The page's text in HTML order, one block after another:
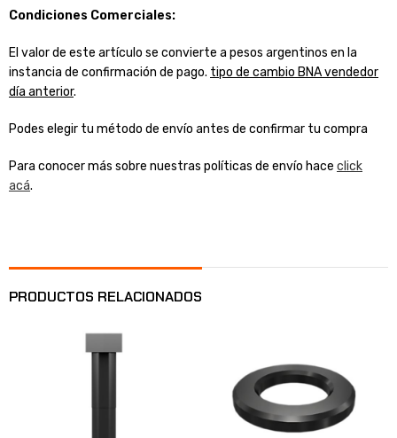
Condiciones Comerciales:
El valor de este artículo se convierte a pesos argentinos en la
instancia de confirmación de pago. tipo de cambio BNA vendedor
día anterior.
Podes elegir tu método de envío antes de confirmar tu compra
Para conocer más sobre nuestras políticas de envío hace click
acá.
PRODUCTOS RELACIONADOS